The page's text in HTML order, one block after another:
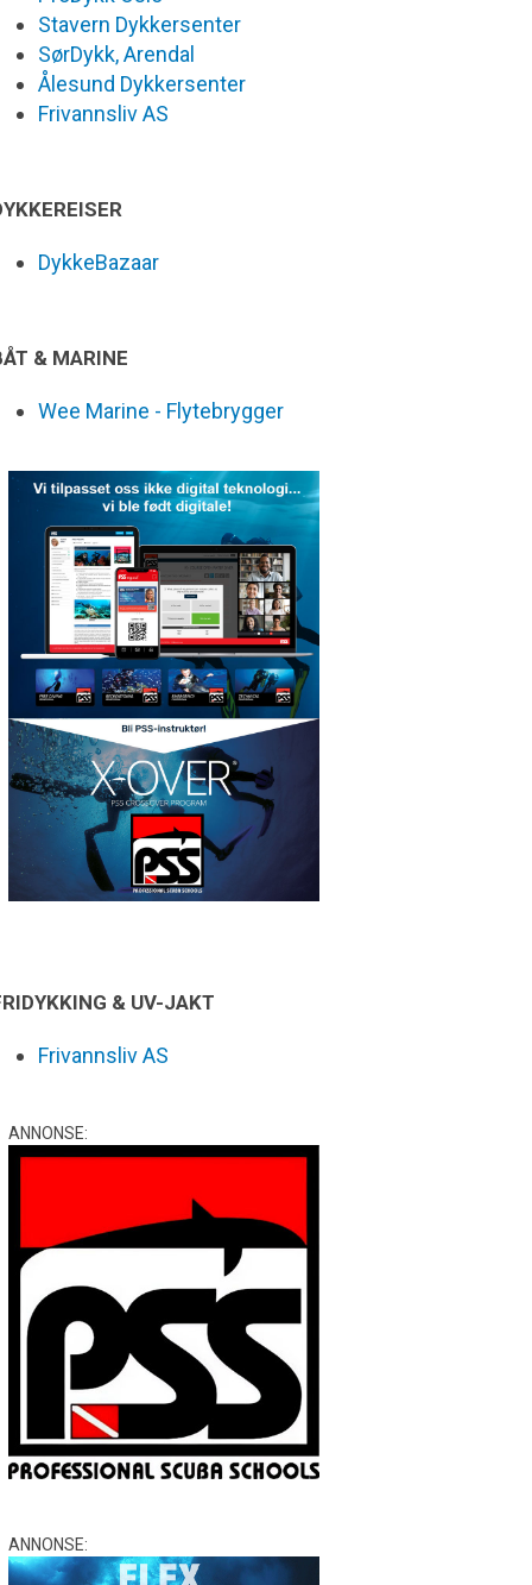
Stavern Dykkersenter
SørDykk, Arendal
Ålesund Dykkersenter
Frivannsliv AS
DykkeBazaar
& MARINE
Wee Marine - Flytebrygger
& UV-JAKT
Frivannsliv AS
ANNONSE:
ANNONSE: